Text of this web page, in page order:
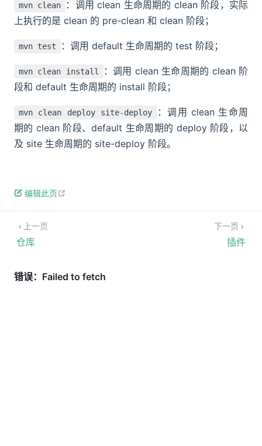
mvn clean
：调用 clean 生命周期的 clean 阶段，实际
上执行的是 clean 的 pre-clean 和 clean 阶段；
mvn test ：调用 default 生命周期的 test 阶段；
mvn clean install
：调用 clean 生命周期的 clean 阶
段和 default 生命周期的 install 阶段；
mvn clean deploy site-deploy
：调用 clean 生命周
期的 clean 阶段、default 生命周期的 deploy 阶段，以
及 site 生命周期的 site-deploy 阶段。
编辑此页
上一页
仓库
下一页
插件